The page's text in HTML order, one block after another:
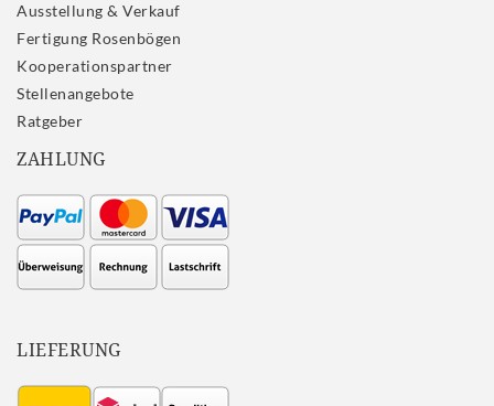
Ausstellung & Verkauf
Fertigung Rosenbögen
Kooperationspartner
Stellenangebote
Ratgeber
ZAHLUNG
LIEFERUNG